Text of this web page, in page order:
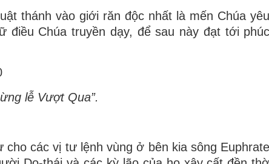
thánh vào giới răn độc nhất là mến Chúa yêu
điều Chúa truyền dạy, để sau này đạt tới phúc
lễ Vượt Qua”.
các vị tư lệnh vùng ở bên kia sông Euphrate